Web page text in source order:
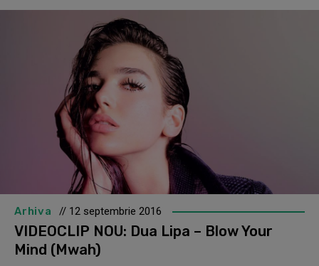
Arhiva // 12 septembrie 2016
VIDEOCLIP NOU: Dua Lipa – Blow Your
Mind (Mwah)